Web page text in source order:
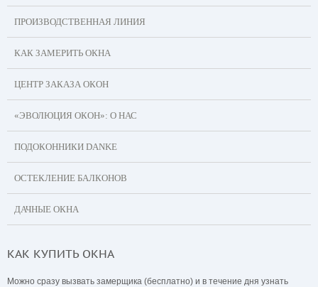
ПРОИЗВОДСТВЕННАЯ ЛИНИЯ
КАК ЗАМЕРИТЬ ОКНА
ЦЕНТР ЗАКАЗА ОКОН
«ЭВОЛЮЦИЯ ОКОН»: О НАС
ПОДОКОННИКИ DANKE
ОСТЕКЛЕНИЕ БАЛКОНОВ
ДАЧНЫЕ ОКНА
КАК КУПИТЬ ОКНА
Можно сразу вызвать замерщика (бесплатно) и в течение дня узнать